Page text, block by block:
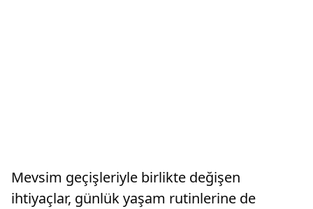
Mevsim geçişleriyle birlikte değişen
ihtiyaçlar, günlük yaşam rutinlerine de